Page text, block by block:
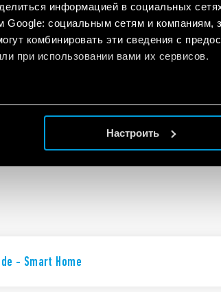
информацией в социальных
Google: социальным сетям и
комбинировать эти сведения с
при использовании вами их сервисов.
Настроить
thermostat - Type 1C.B1 - UK version
- Smart Home